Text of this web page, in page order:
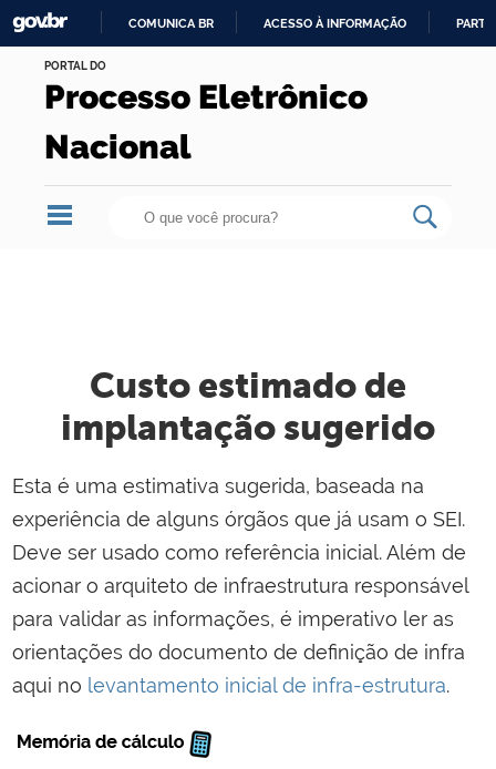
PARA
O
COMUNICA BR ACESSO À INFORMAÇÃO
Processo Eletrônico
Nacional
PORTAL DO
Custo estimado de
implantação sugerido
Esta é uma estimativa sugerida, baseada na
experiência de alguns órgãos que já usam o SEI.
Deve ser usado como referência inicial. Além de
acionar o arquiteto de infraestrutura responsável
para validar as informações, é imperativo ler as
orientações do documento de definição de infra
aqui no levantamento inicial de infra-estrutura.